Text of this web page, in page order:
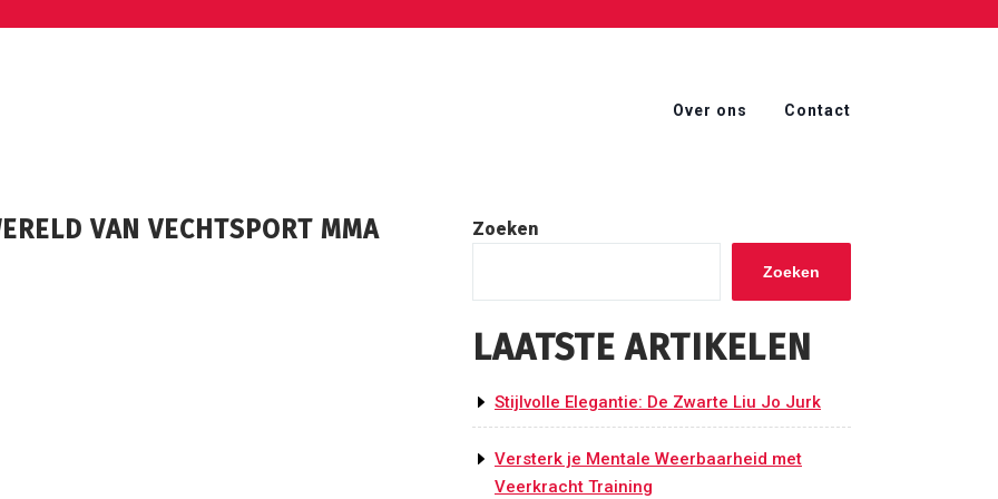
Over ons Contact
VAN VECHTSPORT MMA Zoeken
Zoeken
LAATSTE ARTIKELEN
Stijlvolle Elegantie: De Zwarte Liu Jo Jurk
Versterk je Mentale Weerbaarheid met
Veerkracht Training